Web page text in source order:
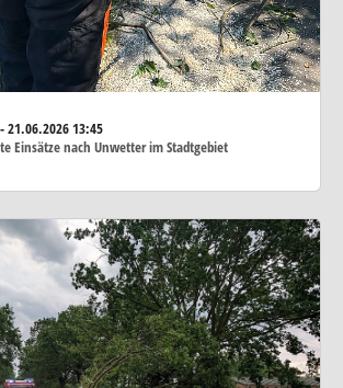
21.06.2026 13:45
Einsätze nach Unwetter im Stadtgebiet